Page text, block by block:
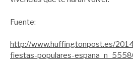
Fuente:
http://www.huffingtonpost.es/
fiestas-populares-